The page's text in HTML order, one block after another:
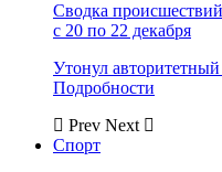
Сводка
с 20 по 22 декабря
Утонул
Подробности
Prev Next
Спорт